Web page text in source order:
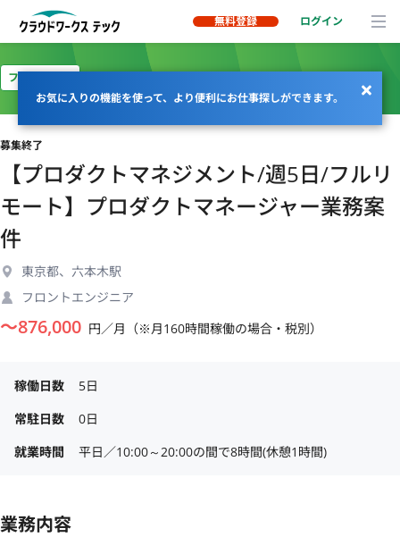
無料登録 ログイン
お気に入りの機能を使って、より便利にお仕事探しができます。
フルリモート
募集終了
【プロダクトマネジメント/週5日/フルリ
モート】プロダクトマネージャー業務案
件
東京都、六本木駅
フロントエンジニア
〜876,000 円／月（※月160時間稼働の場合・税別）
稼働日数
5日
常駐日数
0日
就業時間
平日／10:00～20:00の間で8時間(休憩1時間)
業務内容